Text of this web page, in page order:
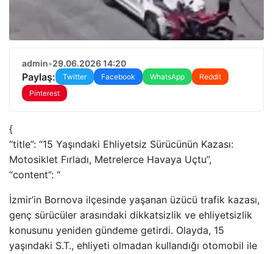
admin•29.06.2026 14:20
Paylaş: Twitter Facebook WhatsApp
Reddit
Pinterest
{
“title”: “15 Yaşındaki Ehliyetsiz Sürücünün Kazası:
Motosiklet Fırladı, Metrelerce Havaya Uçtu”,
“content”: “
İzmir’in Bornova ilçesinde yaşanan üzücü trafik kazası,
genç sürücüler arasındaki dikkatsizlik ve ehliyetsizlik
konusunu yeniden gündeme getirdi. Olayda, 15
yaşındaki S.T., ehliyeti olmadan kullandığı otomobil ile